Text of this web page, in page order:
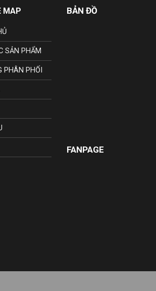
MAP
SẢN PHẨM
PHÂN PHỐI
BẢN ĐỒ
FANPAGE